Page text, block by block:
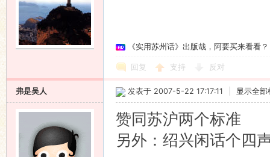
《实用苏州话》出版哉，阿要买来看看？
回复 支持 反对
弗是吴人 发表于 2007-5-22 17:17:11 显示全部
赞同苏沪两个标准
另外：绍兴闲话个四